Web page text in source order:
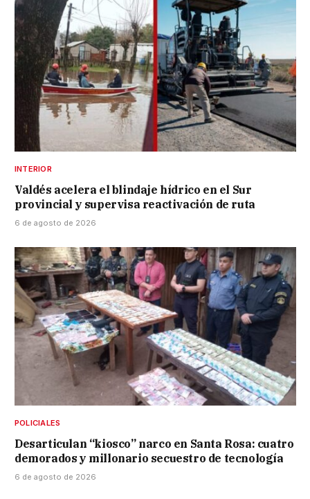
INTERIOR
Valdés acelera el blindaje hídrico en el Sur
provincial y supervisa reactivación de ruta
6 de agosto de 2026
POLICIALES
Desarticulan “kiosco” narco en Santa Rosa: cuatro
demorados y millonario secuestro de tecnología
6 de agosto de 2026